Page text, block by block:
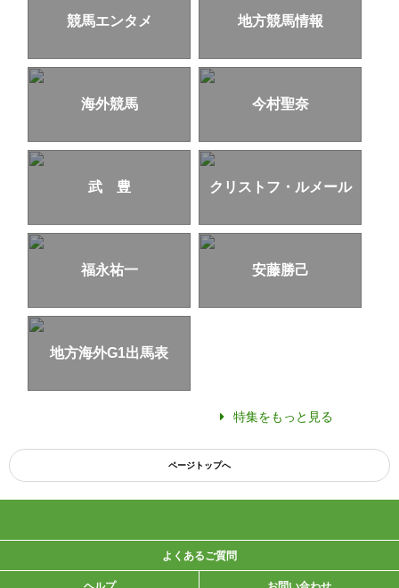
競馬エンタメ 地方競馬情報
海外競馬 今村聖奈
武 豊 クリストフ・ルメール
福永祐一 安藤勝己
地方海外G1出馬表
特集をもっと見る
ページトップへ
よくあるご質問